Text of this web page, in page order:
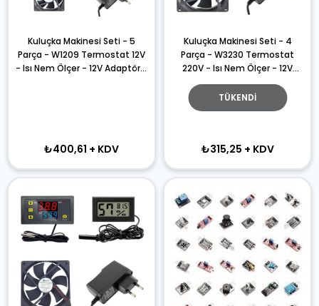
Kuluçka Makinesi Seti - 5
Parça - W1209 Termostat 12V
- Isı Nem Ölçer - 12V Adaptör -
₺400,61 + KDV
TÜKENDI
Kuluçka Makinesi Seti - 4
Parça - W3230 Termostat
220V - Isı Nem Ölçer - 12V
Adaptör - 80x80 12V Fan
₺315,25 + KDV